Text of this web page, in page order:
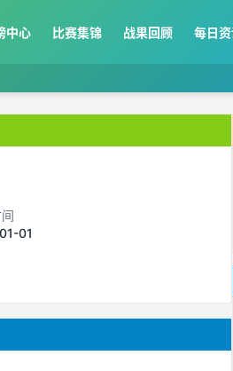
中心 比赛集锦 战果回顾 每日
01